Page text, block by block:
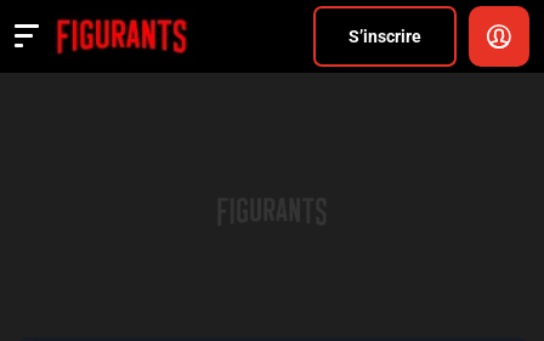
S’inscrire
Actualités